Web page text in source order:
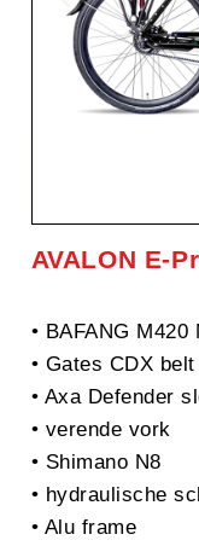
AVALON E-
• BAFANG
• Gates CDX belt
• Axa Defender
• verende vork
• Shimano N8
• hydraulische
• Alu frame